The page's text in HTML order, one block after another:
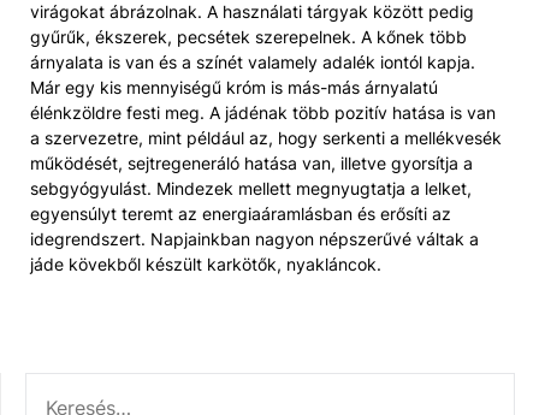
virágokat ábrázolnak. A használati tárgyak között pedig
gyűrűk, ékszerek, pecsétek szerepelnek. A kőnek több
árnyalata is van és a színét valamely adalék iontól kapja.
Már egy kis mennyiségű króm is más-más árnyalatú
élénkzöldre festi meg. A jádénak több pozitív hatása is van
a szervezetre, mint például az, hogy serkenti a mellékvesék
működését, sejtregeneráló hatása van, illetve gyorsítja a
sebgyógyulást. Mindezek mellett megnyugtatja a lelket,
egyensúlyt teremt az energiaáramlásban és erősíti az
idegrendszert. Napjainkban nagyon népszerűvé váltak a
jáde kövekből készült karkötők, nyakláncok.